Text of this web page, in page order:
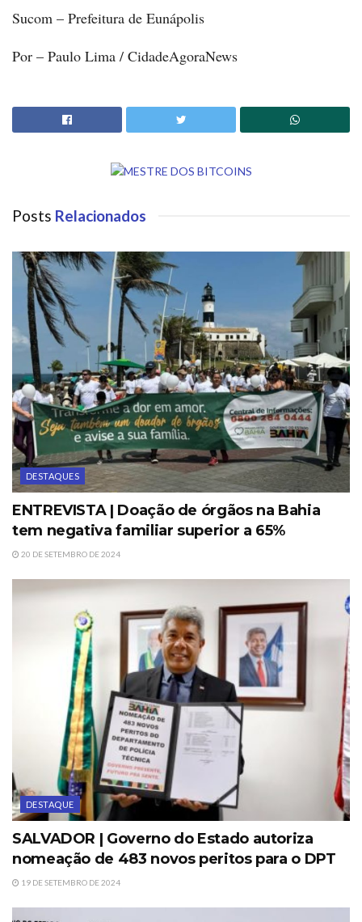
Sucom – Prefeitura de Eunápolis
Por – Paulo Lima / CidadeAgoraNews
Posts Relacionados
DESTAQUES
ENTREVISTA | Doação de órgãos na Bahia
tem negativa familiar superior a 65%
20 DE SETEMBRO DE 2024
DESTAQUE
SALVADOR | Governo do Estado autoriza
nomeação de 483 novos peritos para o DPT
19 DE SETEMBRO DE 2024